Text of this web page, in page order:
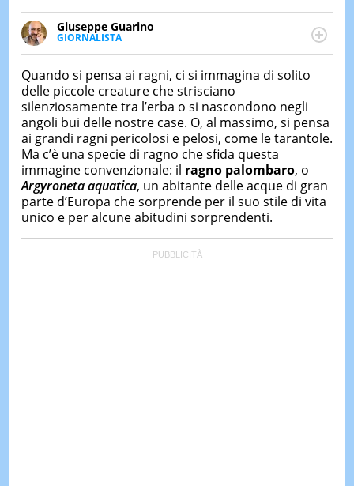
DI
Giuseppe Guarino
GIORNALISTA
Ph(D) in Diritto Comparato e processi di
integrazione e attivo nel campo della ricerca, in
particolare sulla Storia contemporanea di America
Latina e Spagna. Collabora con numerose testate ed
è presidente dell'Associazione Culturale "La
Biblioteca del Sannio".
Quando si pensa ai ragni, ci si immagina di solito
delle piccole creature che strisciano
silenziosamente tra l’erba o si nascondono negli
angoli bui delle nostre case. O, al massimo, si pensa
ai grandi ragni pericolosi e pelosi, come le tarantole.
Ma c’è una specie di ragno che sfida questa
immagine convenzionale: il ragno palombaro, o
Argyroneta aquatica, un abitante delle acque di gran
parte d’Europa che sorprende per il suo stile di vita
unico e per alcune abitudini sorprendenti.